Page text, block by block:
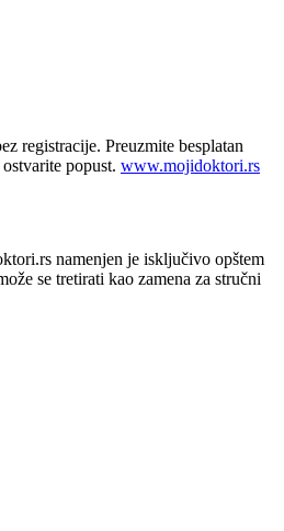
registracije. Preuzmite besplatan
popust. www.mojidoktori.rs
namenjen je isključivo opštem
se tretirati kao zamena za stručni